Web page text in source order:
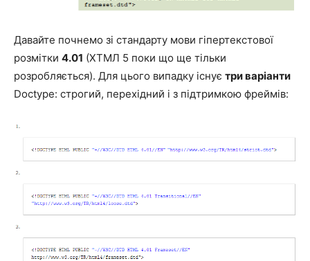
Давайте почнемо зі стандарту мови гіпертекстової
розмітки 4.01 (ХТМЛ 5 поки що ще тільки
розробляється). Для цього випадку існує три варіанти
Doctype: строгий, перехідний і з підтримкою фреймів: